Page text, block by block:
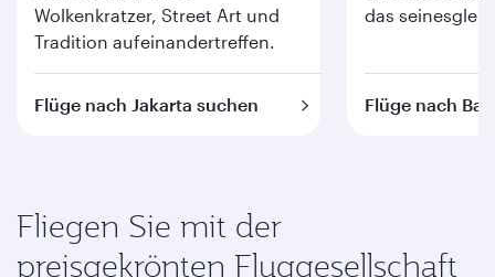
Wolkenkratzer, Street Art und
Tradition aufeinandertreffen.
Flüge nach Jakarta suchen
das
Flüge nach
Fliegen Sie mit der
preisgekrönten Fluggesellschaft